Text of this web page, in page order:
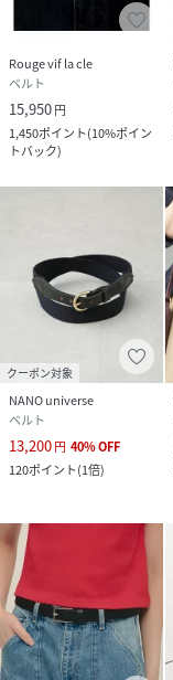
Rouge vif la cle
ベルト
15,950円
1,450ポイント(10%ポイン
トバック)
クーポン対象
NANO universe
ベルト
13,200円 40%OFF
120ポイント(1倍)